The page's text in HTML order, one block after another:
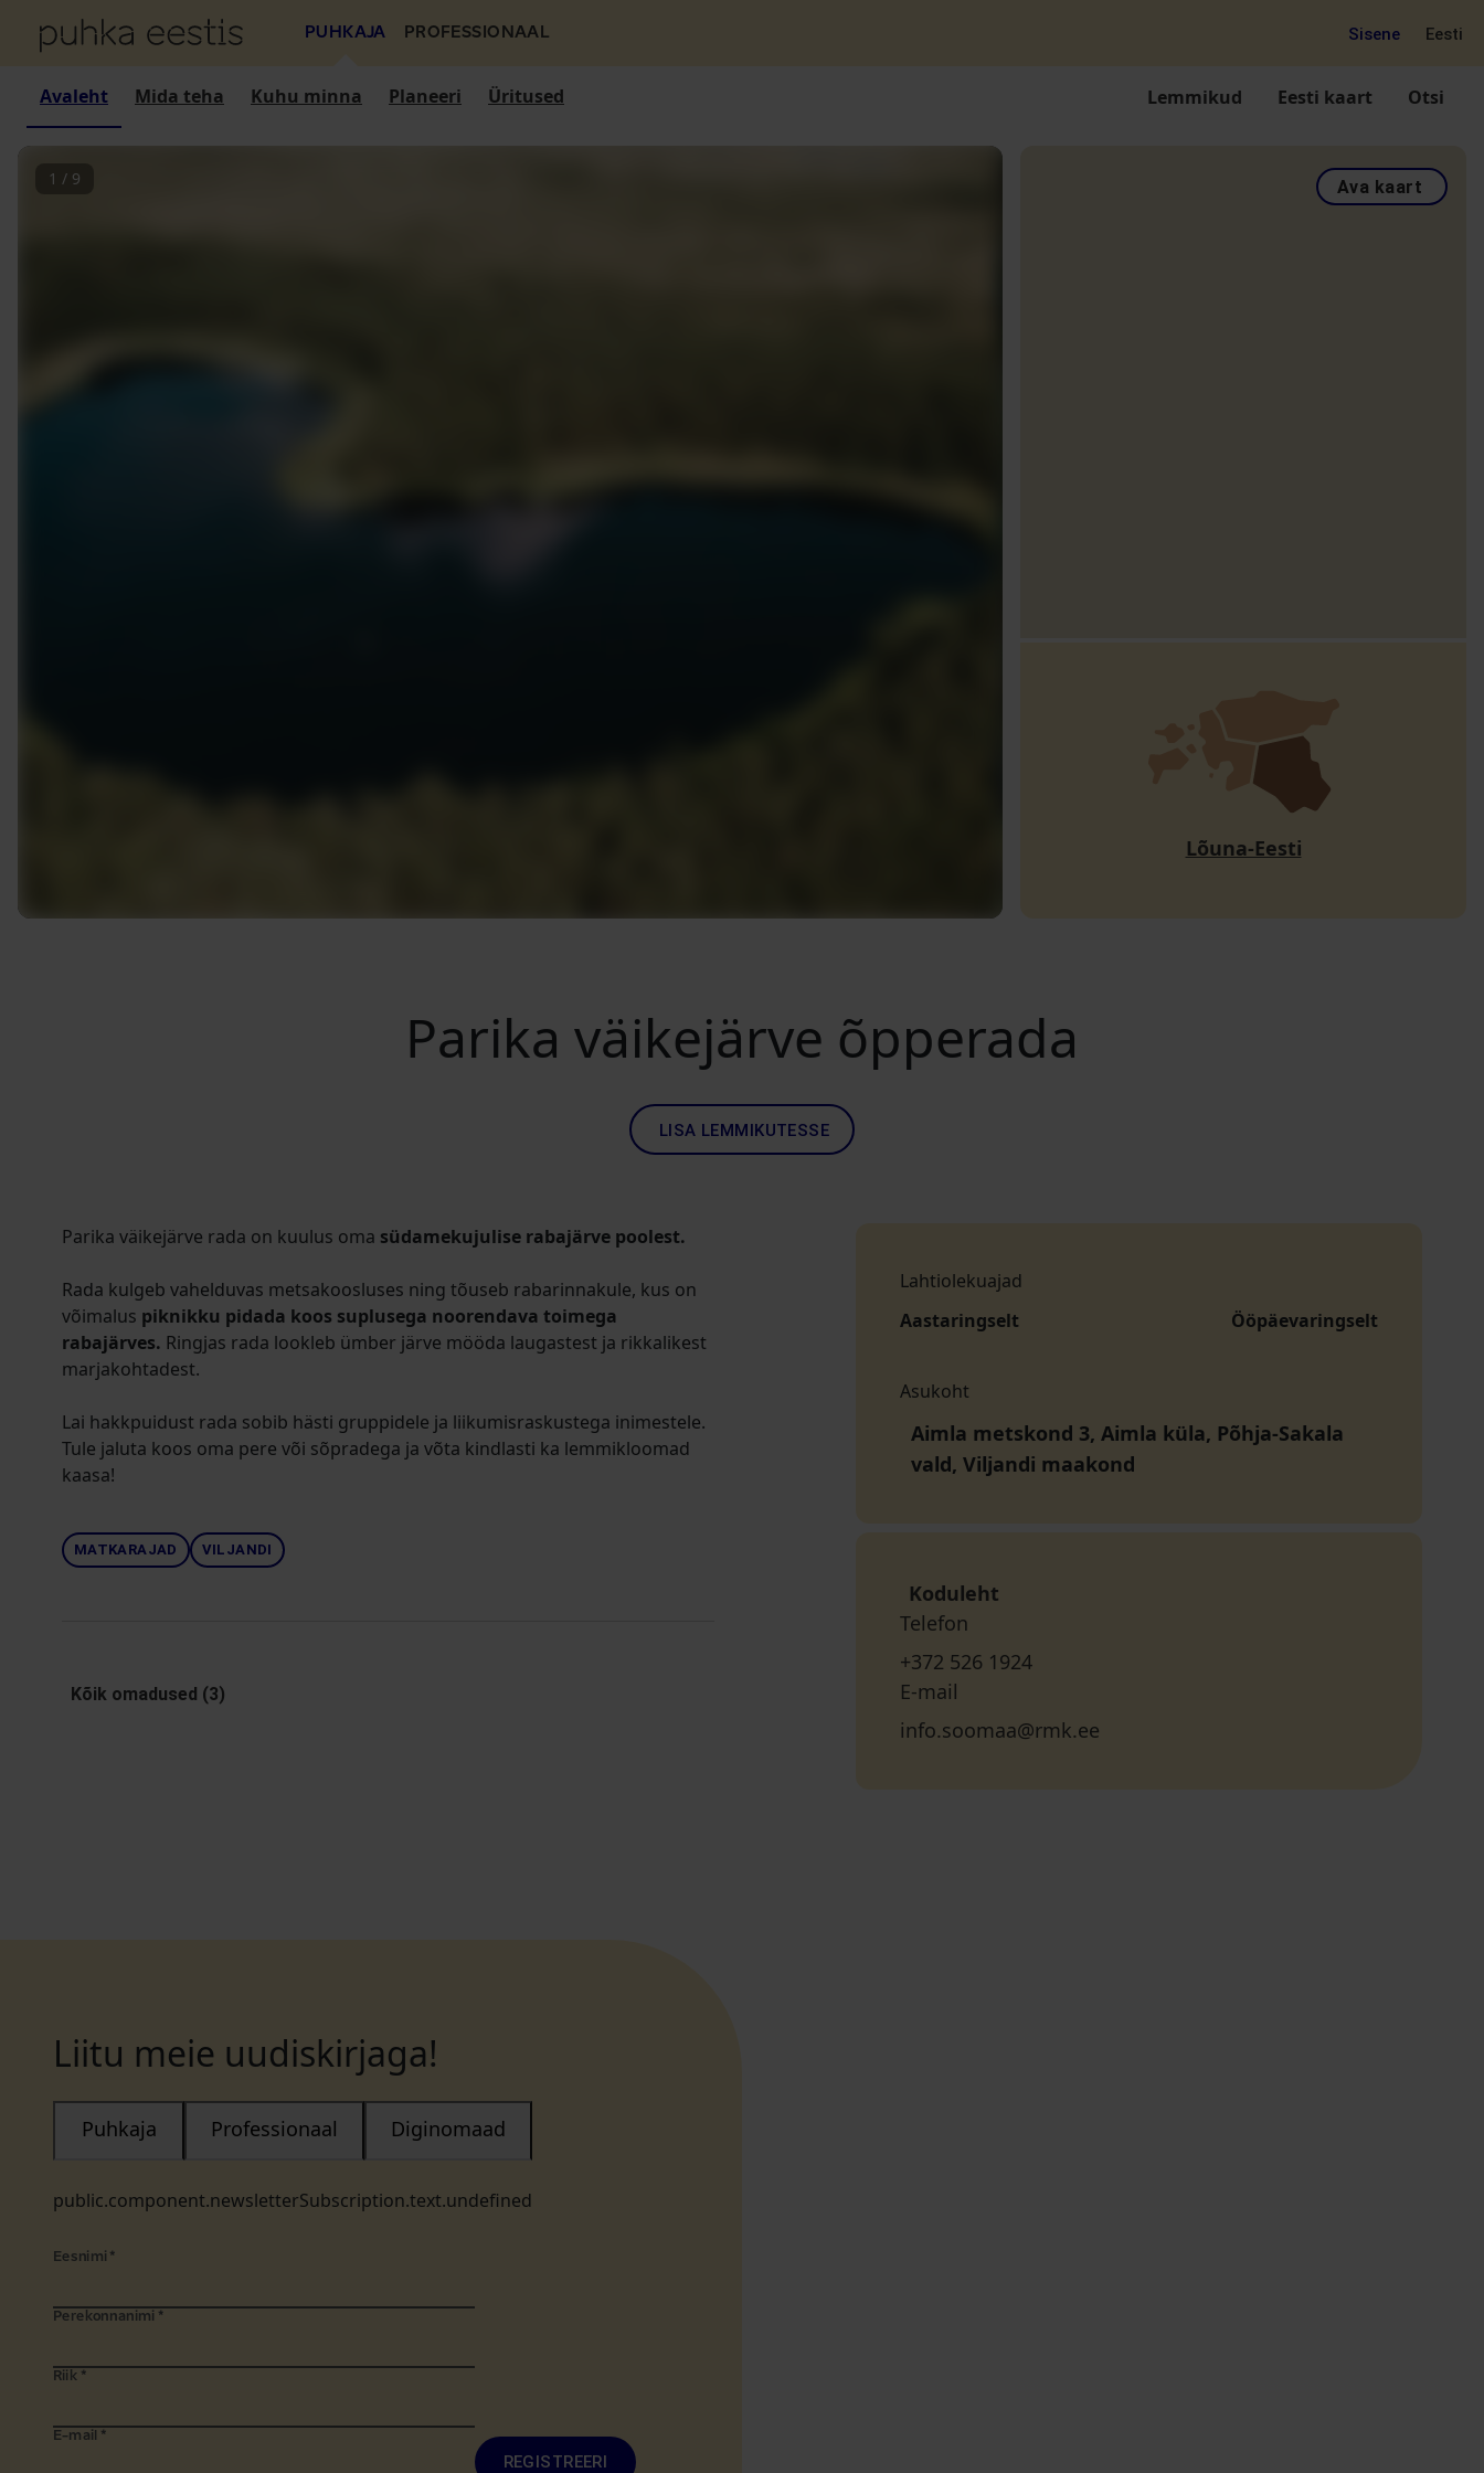
PUHKAJA PROFESSIONAAL Sisene Eesti
Avaleht Mida teha Kuhu minna Planeeri Üritused Lemmikud Eesti kaart Otsi
1 / 9 Ava kaart
Lõuna-Eesti
Parika väikejärve õpperada
LISA LEMMIKUTESSE
Parika väikejärve rada on kuulus oma südamekujulise rabajärve poolest.
Rada kulgeb vahelduvas metsakoosluses ning tõuseb rabarinnakule, kus on
võimalus piknikku pidada koos suplusega noorendava toimega
rabajärves. Ringjas rada lookleb ümber järve mööda laugastest ja rikkalikest
marjakohtadest.
Lai hakkpuidust rada sobib hästi gruppidele ja liikumisraskustega inimestele.
Tule jaluta koos oma pere või sõpradega ja võta kindlasti ka lemmikloomad
kaasa!
MATKARAJAD VILJANDI
Kõik omadused (3)
Lahtiolekuajad
Aastaringselt
Ööpäevaringselt
Asukoht
Aimla metskond 3, Aimla küla, Põhja-Sakala
vald, Viljandi maakond
Koduleht
Telefon
+372 526 1924
E-mail
info.soomaa@rmk.ee
Liitu meie uudiskirjaga!
public.component.newsletterSubscription.text.undefined
Puhkaja Professionaal Diginomaad
Eesnimi *
Perekonnanimi *
Riik *
E-mail *
REGISTREERI